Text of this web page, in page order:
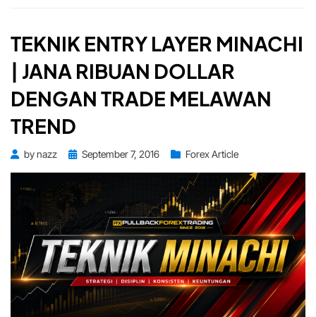
MARTINGALE
TEKNIK ENTRY LAYER MINACHI
| JANA RIBUAN DOLLAR
DENGAN TRADE MELAWAN
TREND
bynazz
PostedSeptember 7, 2016 Forex Article